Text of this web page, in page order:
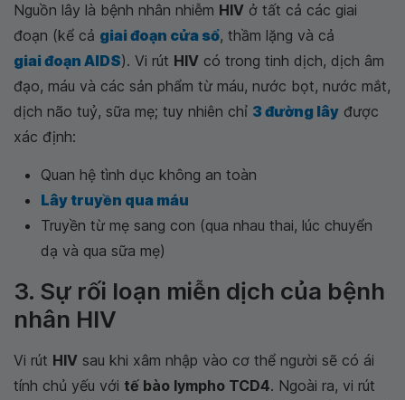
Nguồn lây là bệnh nhân nhiễm HIV ở tất cả các giai
đoạn (kể cả giai đoạn cửa sổ, thầm lặng và cả
giai đoạn AIDS). Vi rút HIV có trong tinh dịch, dịch âm
đạo, máu và các sản phẩm từ máu, nước bọt, nước mắt,
dịch não tuỷ, sữa mẹ; tuy nhiên chỉ 3 đường lây được
xác định:
Quan hệ tình dục không an toàn
Lây truyền qua máu
Truyền từ mẹ sang con (qua nhau thai, lúc chuyển
dạ và qua sữa mẹ)
3. Sự rối loạn miễn dịch của bệnh
nhân HIV
Vi rút HIV sau khi xâm nhập vào cơ thể người sẽ có ái
tính chủ yếu với tế bào lympho TCD4. Ngoài ra, vi rút